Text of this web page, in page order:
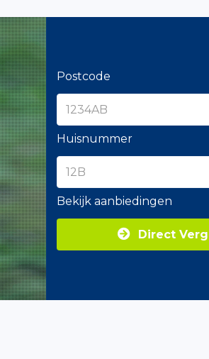
Postcode
Huisnummer
Bekijk aanbiedingen
Direct